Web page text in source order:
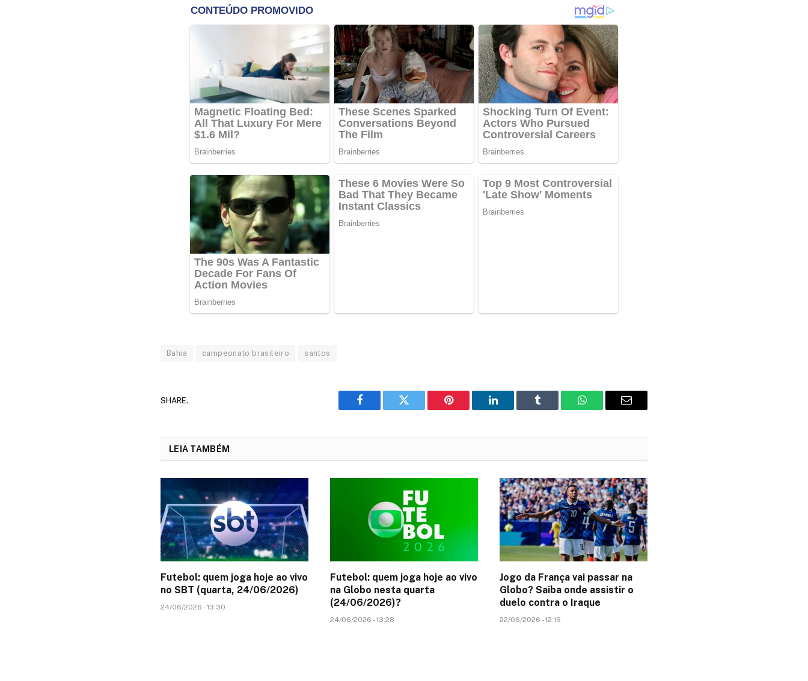
Bahia campeonato brasileiro santos
SHARE.
Facebook Twitter Pinterest LinkedIn Tumblr WhatsAppEmail
LEIA TAMBÉM
Futebol: quem joga hoje ao vivo
no SBT (quarta, 24/06/2026)
24/06/2026 - 13:30
Futebol: quem joga hoje ao vivo
na Globo nesta quarta
(24/06/2026)?
24/06/2026 - 13:28
Jogo da França vai passar na
Globo? Saiba onde assistir o
duelo contra o Iraque
22/06/2026 - 12:16